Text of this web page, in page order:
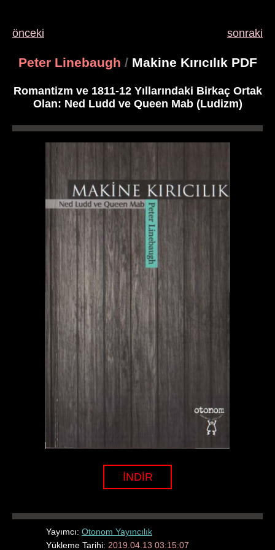
önceki sonraki
Peter Linebaugh /Makine Kırıcılık PDF
Romantizm ve 1811-12 Yıllarındaki Birkaç Ortak
Olan: Ned Ludd ve Queen Mab (Ludizm)
İNDİR
Yayımcı: Otonom Yayıncılık
Yükleme Tarihi: 2019.04.13 03:15:07